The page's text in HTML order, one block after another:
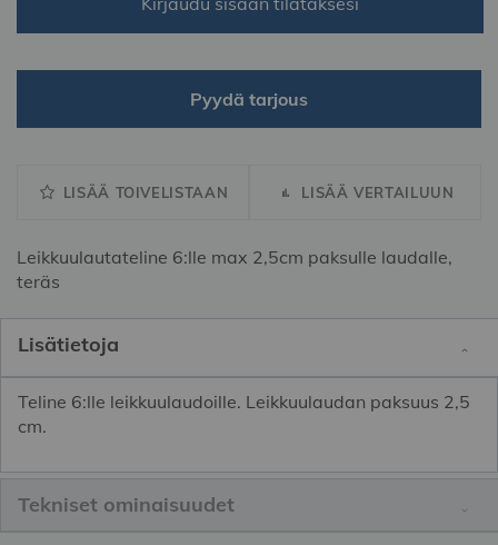
Pyydä tarjous
LISÄÄ TOIVELISTAAN LISÄÄ VERTAILUUN
Leikkuulautateline 6:lle max 2,5cm paksulle laudalle,
teräs
Lisätietoja
Teline 6:lle leikkuulaudoille. Leikkuulaudan paksuus 2,5
cm.
Tekniset ominaisuudet